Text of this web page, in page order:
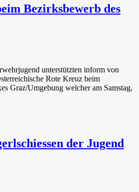
Bezirksbewerb des
unterstützten inform von
Rote Kreuz beim
Graz/Umgebung welcher am Samstag,
der Jugend